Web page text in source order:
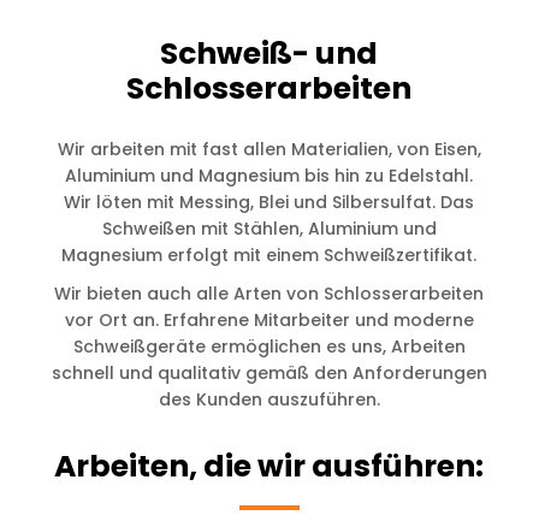
Schweiß- und
Schlosserarbeiten
Wir arbeiten mit fast allen Materialien, von Eisen,
Aluminium und Magnesium bis hin zu Edelstahl.
Wir löten mit Messing, Blei und Silbersulfat. Das
Schweißen mit Stählen, Aluminium und
Magnesium erfolgt mit einem Schweißzertifikat.
Wir bieten auch alle Arten von Schlosserarbeiten
vor Ort an. Erfahrene Mitarbeiter und moderne
Schweißgeräte ermöglichen es uns, Arbeiten
schnell und qualitativ gemäß den Anforderungen
des Kunden auszuführen.
Arbeiten, die wir ausführen: